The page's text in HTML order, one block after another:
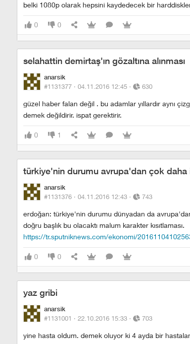
belki 1080p olarak hepsini kaydedecek bir
0 0
selahattin demirtaş'ın gözaltına alınması
anarsik
#1131377 · 04.11.2016 12:45 · 630
güzel haber falan değil . bu adamlar yıllardır aynı
demek değildirir. i̇spat gerektirir.
0 1
türkiye'nin durumu avrupa'dan çok daha
anarsik
#1131376 · 04.11.2016 12:43 · 743
erdoğan: türkiye'nin durumu dünyadan da
doğru başlık bu olacaktı malum karakter kısıtlaması.
https://tr.sputniknews.com/ekonomi/
0 0
yaz gribi
anarsik
#1131001 · 22.10.2016 15:33 · 703
yine hasta oldum. demek oluyor ki 4 ayda bir